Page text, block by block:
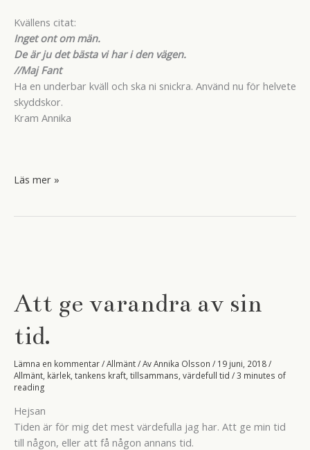
Kvällens citat:
Inget ont om män.
De är ju det bästa vi har i den vägen.
//Maj Fant
Ha en underbar kväll och ska ni snickra. Använd nu för helvete
skyddskor.
Kram Annika
Stefan
Läs mer »
Att ge varandra av sin
tid.
Lämna en kommentar/Allmänt/ AvAnnika Olsson / 19 juni, 2018/
Allmänt kärlek tankens kraft tillsammans värdefull tid /3 minutes of
reading
Hejsan
Tiden är för mig det mest värdefulla jag har. Att ge min tid
till någon, eller att få någon annans tid.